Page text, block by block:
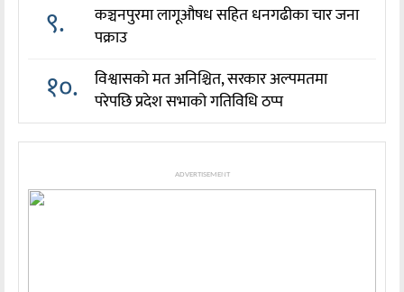
९.
कञ्चनपुरमा लागूऔषध सहित धनगढीका चार जना
पक्राउ
१०.
विश्वासको मत अनिश्चित, सरकार अल्पमतमा
परेपछि प्रदेश सभाको गतिविधि ठप्प
ADVERTISEMENT